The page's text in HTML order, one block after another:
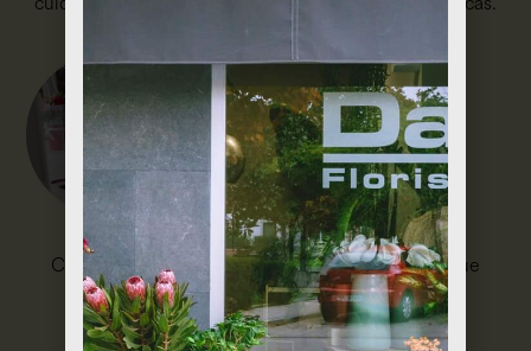
Entrega cuidada
Cuidamos cada entrega para que la emoción llegue
intacta, desde nuestro taller hasta tus manos.